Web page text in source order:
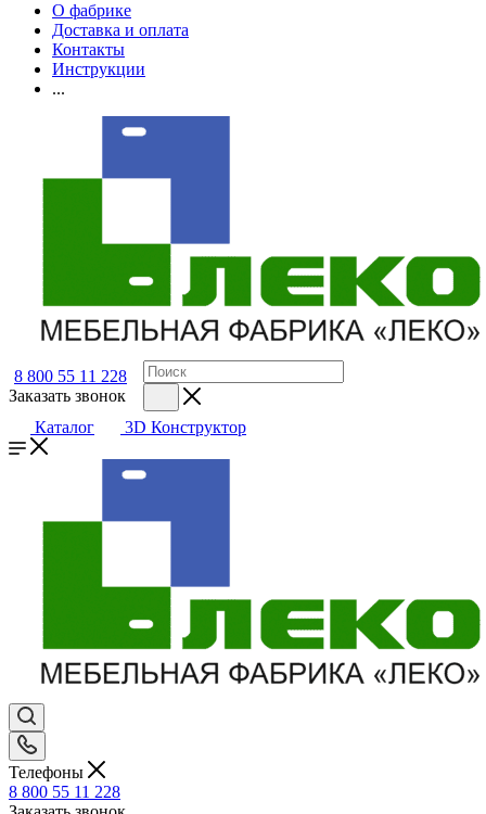
О фабрике
Доставка и оплата
Контакты
Инструкции
...
8 800 55 11 228
Заказать звонок
Каталог
3D Конструктор
Телефоны
8 800 55 11 228